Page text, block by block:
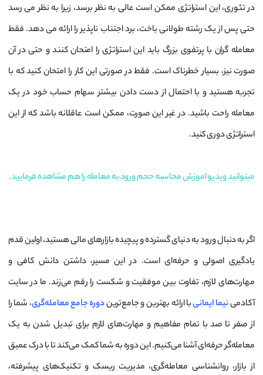
در تئوری، این استراتژی ممکن است عالی به نظر برسد، زیرا به نظر می رسد
حتی پس از یک رشته طولانی باخت، برد اجتناب ناپذیر را ارائه می دهد. فقط
معامله گران با پرتفوی بزرگ باید این استراتژی را امتحان کنند و حتی در آن
صورت نیز، بسیار خطرناک است. فقط در صورتی این کار را امتحان کنید که با
تجربه هستید و با احتمال از دست دادن بیشتر سهام حساب خود در یک
معامله راحت باشید. در غیر این صورت، ممکن است عاقلانه باشد که از این
استراتژی دوری کنید.
میتوانید ویدیو اموزش محاسبه حجم ورود به معاملهرا هم مشاهده فرمایید.
اگر به دنبال ورود به دنیای گسترده و پیچیده بازارهای مالی هستید، اولین قدم
یادگیری اصولی و حرفه‌ای است. در این مسیر، داشتن دانش کافی و
مهارت‌های لازم، تفاوت بین موفقیت و شکست را رقم می‌زند. ما در سایت
آکادمینیما ایمانیبا ارائه بهترین و جامع‌تریندوره جامع معامله‌گری، شما را
از صفر تا صد با تمام مفاهیم و مهارت‌های لازم برای تبدیل شدن به یک
معامله‌گر حرفه‌ای آشنا می‌کنیم. این دوره به شما کمک می‌کند تا با درک عمیق
از بازار، روانشناسی معامله‌گری، مدیریت ریسک و تکنیک‌های پیشرفته،